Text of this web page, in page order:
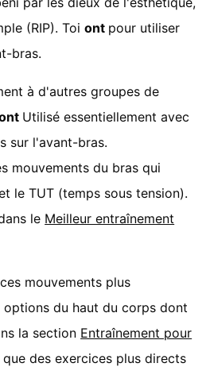
(RIP). Toiont pour utiliser
bras.
à d'autres groupes de
Utilisé essentiellement avec
sur l'avant-bras.
mouvements du bras qui
le TUT (temps sous tension).
le Meilleur entraînement
mouvements plus
options du haut du corps dont
la section Entraînement pour
des exercices plus directs